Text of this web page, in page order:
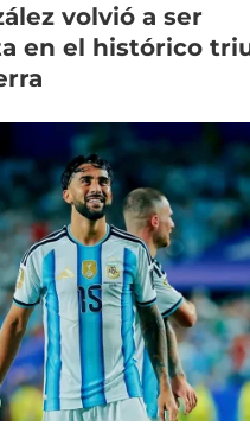
volvió a ser
en el histórico